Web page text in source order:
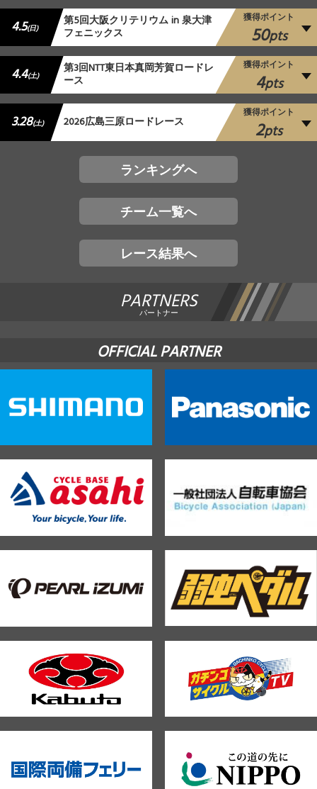
4.5(日) 第5回大阪クリテリウム in 泉大津
フェニックス
獲得ポイント
50pts
4.4(土) 第3回NTT東日本真岡芳賀ロードレ
ース
獲得ポイント
4pts
3.28(土) 2026広島三原ロードレース
獲得ポイント
2pts
ランキングへ
チーム一覧へ
レース結果へ
PARTNERS
パートナー
OFFICIAL PARTNER